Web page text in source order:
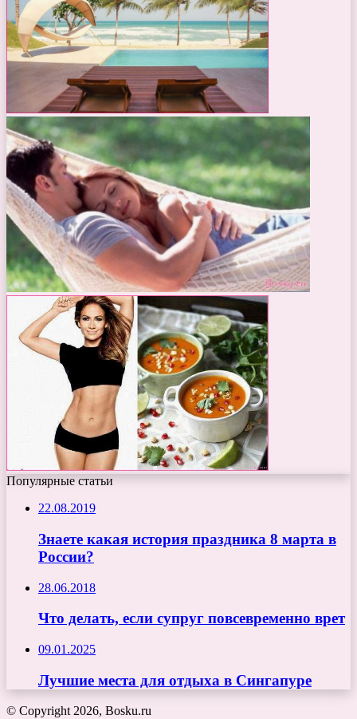
Популярные статьи
22.08.2019
Знаете какая история праздника 8 марта в
России?
28.06.2018
Что делать, если супруг повсевременно врет
09.01.2025
Лучшие места для отдыха в Сингапуре
© Copyright 2026, Bosku.ru